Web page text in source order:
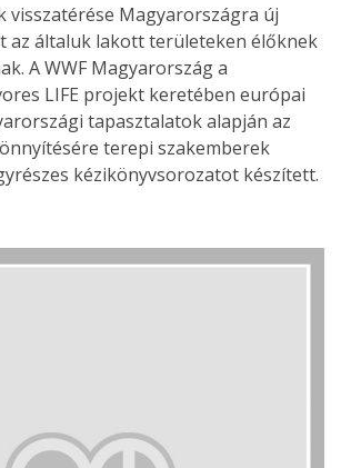
visszatérése Magyarországra új
az általuk lakott területeken élőknek
A WWF Magyarország a
LIFE projekt keretében európai
tapasztalatok alapján az
terepi szakemberek
kézikönyvsorozatot készített.